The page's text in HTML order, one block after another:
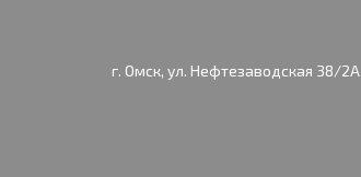
г. Омск, ул. Нефтезаводская 38/2А